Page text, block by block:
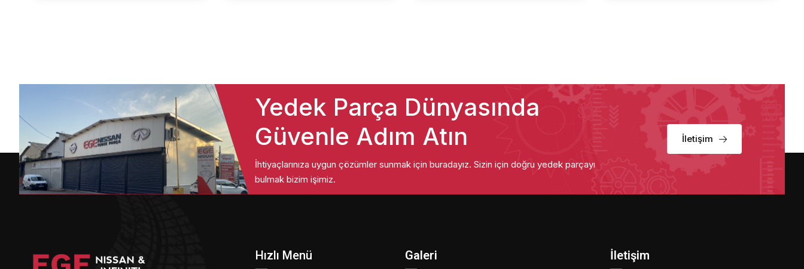
Yedek Parça Dünyasında
Güvenle Adım Atın
İhtiyaçlarınıza uygun çözümler sunmak için buradayız. Sizin için doğru yedek parçayı
bulmak bizim işimiz.
İletişim
Hızlı Menü Galeri İletişim